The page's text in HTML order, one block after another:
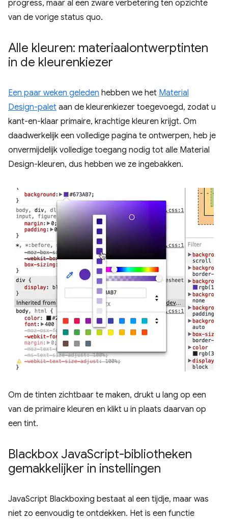
progress, maar al een zware verbetering ten opzichte
van de vorige status quo.
Alle kleuren: materiaalontwerptinten
in de kleurenkiezer
Een paar weken geleden hebben we het Material
Design-palet aan de kleurenkiezer toegevoegd, zodat u
kant-en-klaar primaire, krachtige kleuren krijgt. Om
daadwerkelijk een volledige pagina te ontwerpen, heb je
onvermijdelijk volledige toegang nodig tot alle Material
Design-kleuren, dus hebben we ze ingebakken.
Om de tinten zichtbaar te maken, drukt u lang op een
van de primaire kleuren en klikt u in plaats daarvan op
een tint.
Blackbox JavaScript-bibliotheken
gemakkelijker in instellingen
JavaScript Blackboxing bestaat al een tijdje, maar was
niet zo eenvoudig te ontdekken. Het is een functie